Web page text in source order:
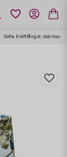
Sofia Kräftfångst skärmar